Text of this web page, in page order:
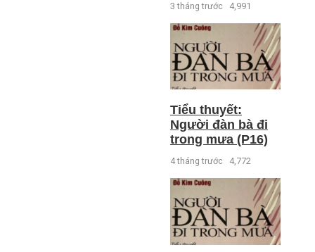
3 tháng trước 4,991
Tiểu thuyết:
Người đàn bà đi
trong mưa (P16)
4 tháng trước 4,772